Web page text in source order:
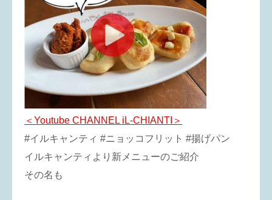
＜Youtube CHANNEL iL-CHIANTI＞
#イルキャンティ #ニョッコフリット #揚げパン
イルキャンティより新メニューのご紹介
その名も